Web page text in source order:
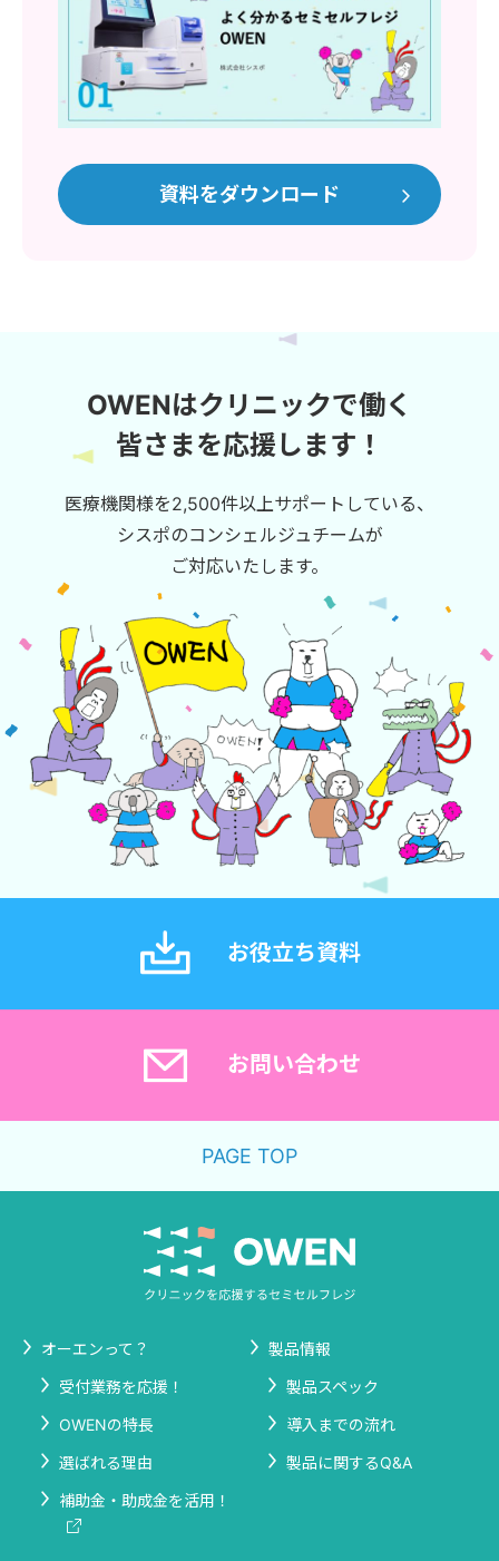
資料をダウンロード
OWENはクリニックで働く
皆さまを応援します！
医療機関様を2,500件以上サポートしている、
シスポのコンシェルジュチームが
ご対応いたします。
お役立ち資料
お問い合わせ
PAGE TOP
オーエンって？
受付業務を応援！
OWENの特長
選ばれる理由
補助金・助成金を活用！
製品情報
製品スペック
導入までの流れ
製品に関するQ&A